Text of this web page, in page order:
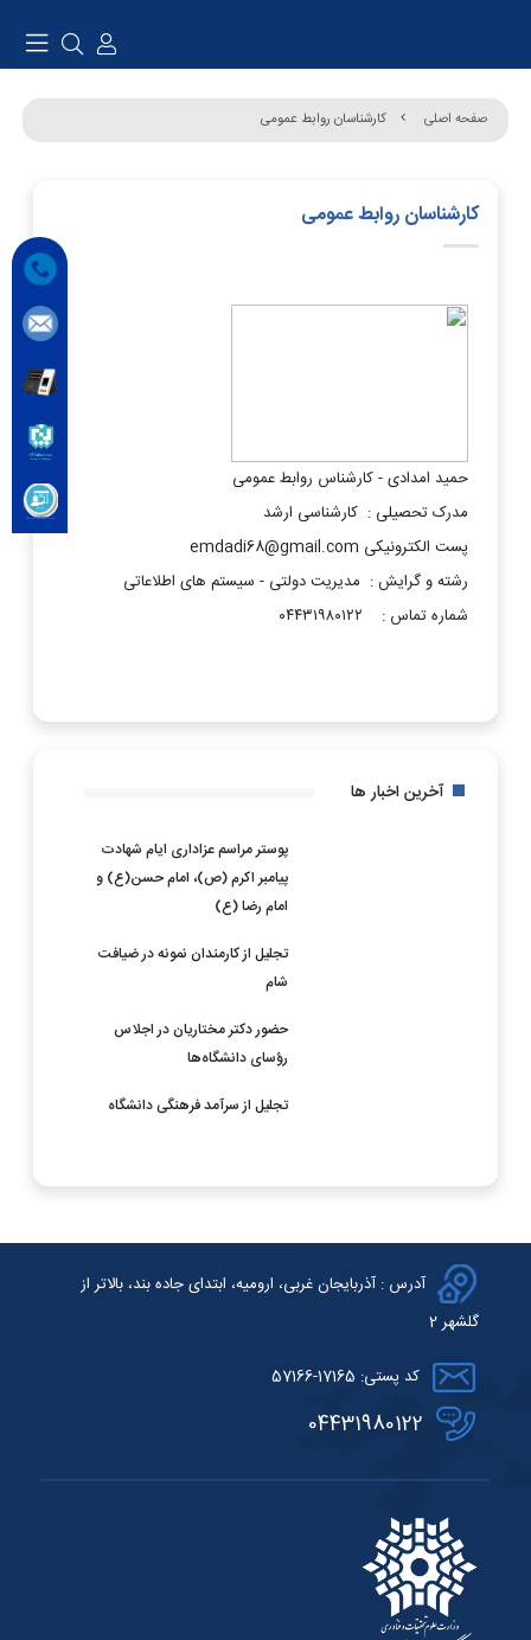
صفحه اصلی کارشناسان روابط عمومی
کارشناسان روابط عمومی
حمید امدادی - کارشناس روابط عمومی
مدرک تحصیلی : کارشناسی ارشد
پست الکترونیکی emdadi68@gmail.com
رشته و گرایش : مدیریت دولتی - سیستم های اطلاعاتی
شماره تماس : ۰۴۴۳۱۹۸۰۱۲۲
آخرین اخبار ها
پوستر مراسم عزاداری ایام شهادت
پیامبر اکرم (ص)، امام حسن(ع) و
امام رضا (ع)
تجلیل از کارمندان نمونه در ضیافت
شام
حضور دکتر مختاریان در اجلاس
رؤسای دانشگاه‌ها
تجلیل از سرآمد فرهنگی دانشگاه
آدرس : آذربایجان غربی، ارومیه، ابتدای جاده بند، بالاتر از
گلشهر 2
کد پستی: 17165-57166
04431980122